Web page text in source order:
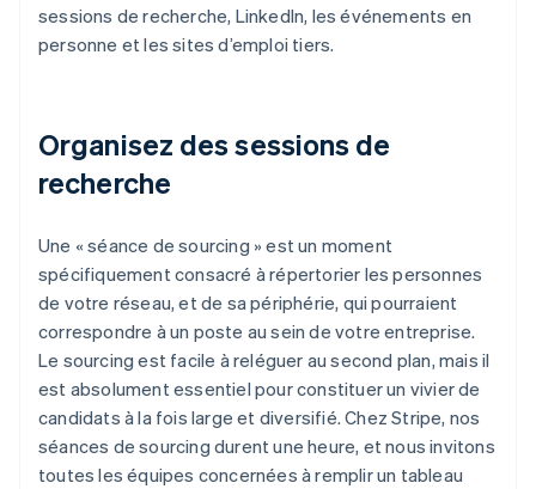
sessions de recherche, LinkedIn, les événements en
personne et les sites d’emploi tiers.
Organisez des sessions de
recherche
Une « séance de sourcing » est un moment
spécifiquement consacré à répertorier les personnes
de votre réseau, et de sa périphérie, qui pourraient
correspondre à un poste au sein de votre entreprise.
Le sourcing est facile à reléguer au second plan, mais il
est absolument essentiel pour constituer un vivier de
candidats à la fois large et diversifié. Chez Stripe, nos
séances de sourcing durent une heure, et nous invitons
toutes les équipes concernées à remplir un tableau